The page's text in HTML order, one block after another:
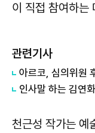
이 직접 참여하는
관련기사
아르코, 심의위원
인사말 하는 김연
천근성 작가는 예